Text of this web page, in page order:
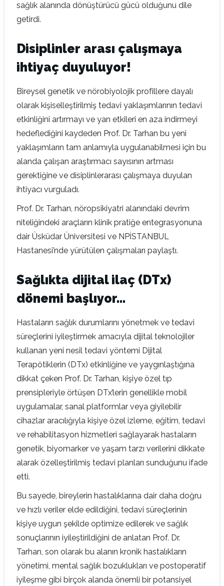
sağlık alanında dönüştürücü gücü olduğunu dile
getirdi.
Disiplinler arası çalışmaya
ihtiyaç duyuluyor!
Bireysel genetik ve nörobiyolojik profillere dayalı
olarak kişiselleştirilmiş tedavi yaklaşımlarının tedavi
etkinliğini artırmayı ve yan etkileri en aza indirmeyi
hedeflediğini kaydeden Prof. Dr. Tarhan bu yeni
yaklaşımların tam anlamıyla uygulanabilmesi için bu
alanda çalışan araştırmacı sayısının artması
gerektiğine ve disiplinlerarası çalışmaya duyulan
ihtiyacı vurguladı.
Prof. Dr. Tarhan, nöropsikiyatri alanındaki devrim
niteliğindeki araçların klinik pratiğe entegrasyonuna
dair Üsküdar Üniversitesi ve NPİSTANBUL
Hastanesi’nde yürütülen çalışmaları paylaştı.
Sağlıkta dijital ilaç (DTx)
dönemi başlıyor…
Hastaların sağlık durumlarını yönetmek ve tedavi
süreçlerini iyileştirmek amacıyla dijital teknolojiler
kullanan yeni nesil tedavi yöntemi Dijital
Terapötiklerin (DTx) etkinliğine ve yaygınlaştığına
dikkat çeken Prof. Dr. Tarhan, kişiye özel tıp
prensipleriyle örtüşen DTx’lerin genellikle mobil
uygulamalar, sanal platformlar veya giyilebilir
cihazlar aracılığıyla kişiye özel izleme, eğitim, tedavi
ve rehabilitasyon hizmetleri sağlayarak hastaların
genetik, biyomarker ve yaşam tarzı verilerini dikkate
alarak özelleştirilmiş tedavi planları sunduğunu ifade
etti.
Bu sayede, bireylerin hastalıklarına dair daha doğru
ve hızlı veriler elde edildiğini, tedavi süreçlerinin
kişiye uygun şekilde optimize edilerek ve sağlık
sonuçlarının iyileştirildiğini de anlatan Prof. Dr.
Tarhan, son olarak bu alanın kronik hastalıkların
yönetimi, mental sağlık bozuklukları ve postoperatif
iyileşme gibi birçok alanda önemli bir potansiyel